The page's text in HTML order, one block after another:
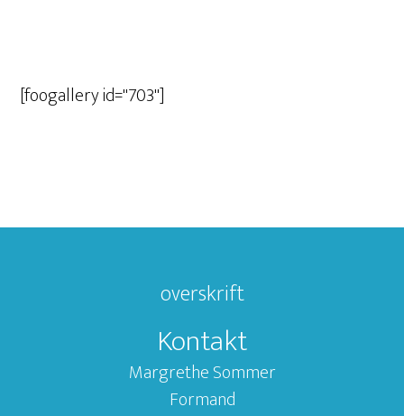
[foogallery id="703"]
overskrift
Kontakt
Margrethe Sommer
Formand